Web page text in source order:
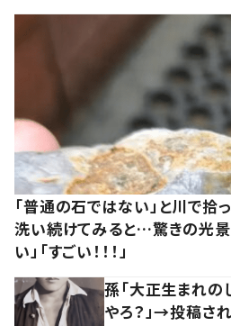
「普通の石ではない」と川で拾
洗い続けてみると…驚きの光景
い」「すごい！！！」
孫「大正生まれの
やろ？」→投稿さ